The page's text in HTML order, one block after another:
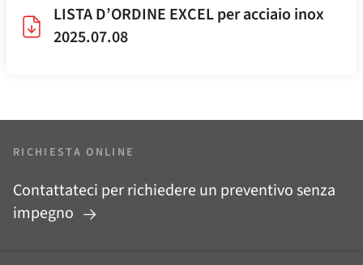
LISTA D’ORDINE EXCEL per acciaio inox
2025.07.08
RICHIESTA ONLINE
Contattateci per richiedere un preventivo senza
impegno